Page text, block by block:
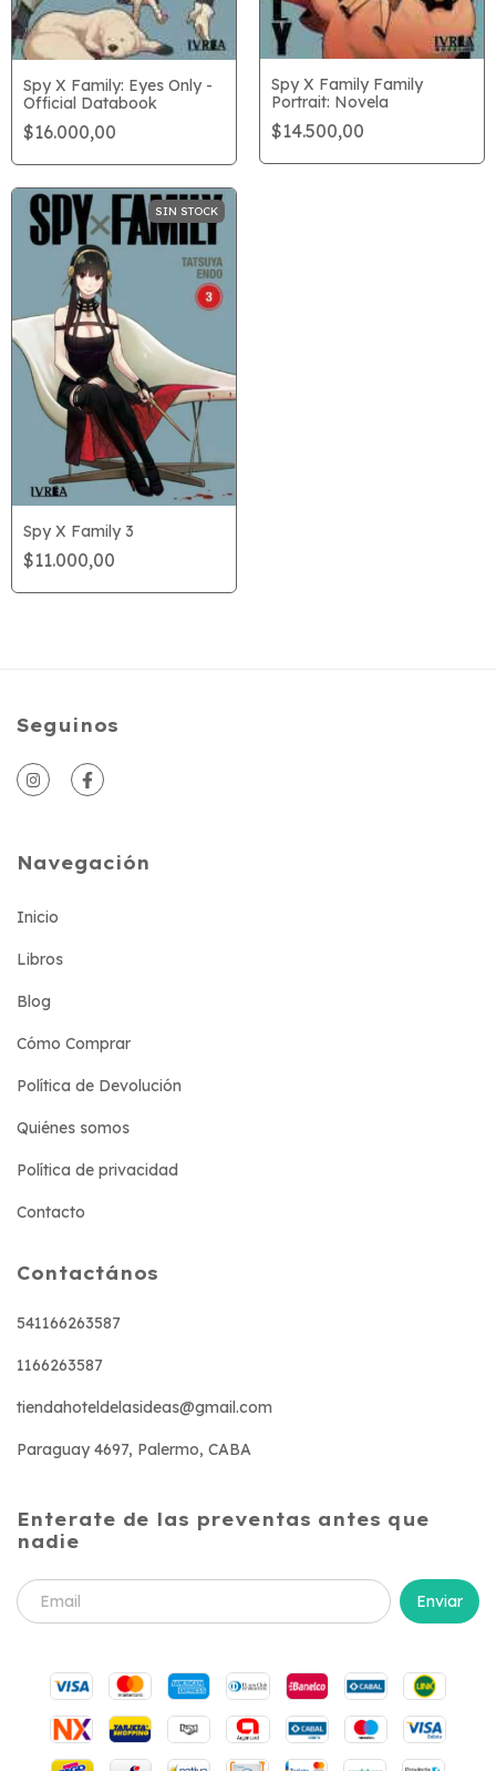
Spy X Family: Eyes Only -
Official Databook
$16.000,00
Spy X Family Family
Portrait: Novela
$14.500,00
SIN STOCK
Spy X Family 3
$11.000,00
Seguinos
Navegación
Inicio
Libros
Blog
Cómo Comprar
Política de Devolución
Quiénes somos
Política de privacidad
Contacto
Contactános
541166263587
1166263587
tiendahoteldelasideas@gmail.com
Paraguay 4697, Palermo, CABA
Enterate de las preventas antes que
nadie